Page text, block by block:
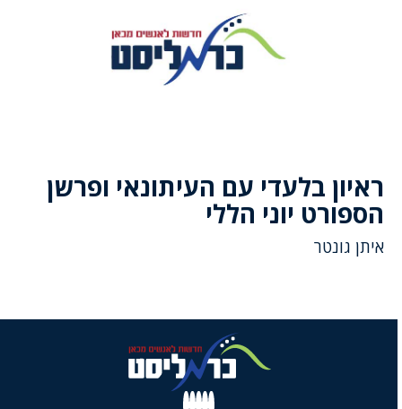
ראיון בלעדי עם העיתונאי ופרשן
הספורט יוני הללי
איתן גונטר